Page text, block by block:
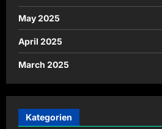
May 2025
April 2025
March 2025
Kategorien